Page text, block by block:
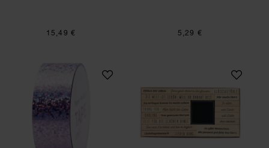
15,49 € 5,29 €
Paper Poetry Holographic Tape Punkte flieder
Paper Poetry